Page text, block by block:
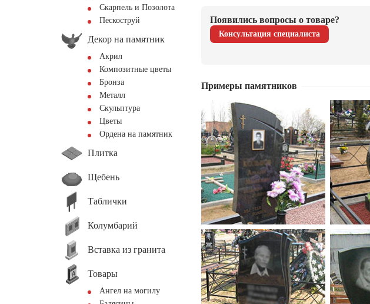
Скарпель и Позолота
Пескоструй
Декор на памятник
Акрил
Композитные цветы
Бронза
Металл
Скульптура
Цветы
Ордена на памятник
Плитка
Щебень
Таблички
Колумбарий
Вставка из гранита
Товары
Ангел на могилу
Появились вопросы о товаре?
Консультация специалиста
Примеры памятников